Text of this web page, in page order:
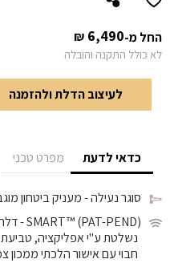
החל מ- ₪ 6,490
לא כולל התקנה והובלה
לעיצוב הדלת ולהזמנה
כדאי לדעת מפרט טכני
סוגר נעילה- מעניק ביטחון
SMART™ (PAT-PEND)
-
נשלטת ע"י אפליקציה, טביעת
חבוי עם אישור הלכתי ממכון